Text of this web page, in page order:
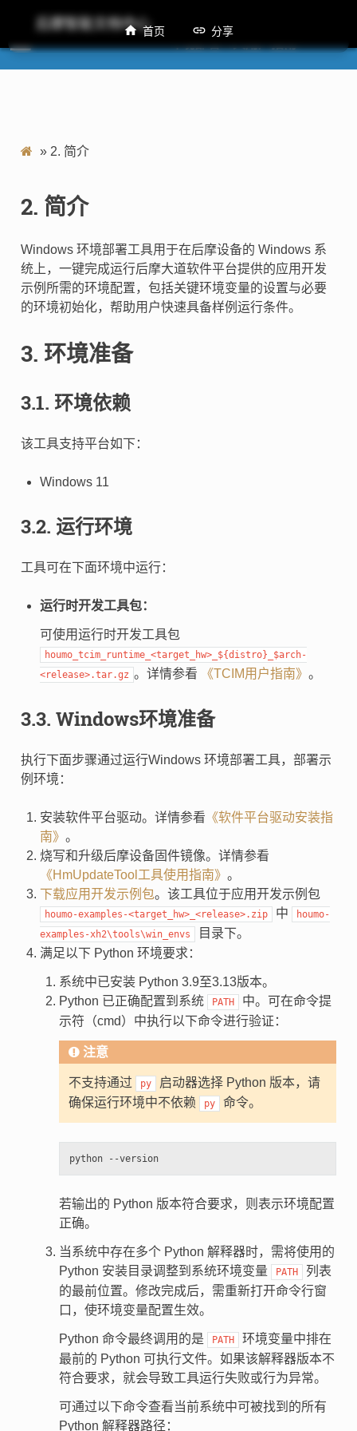
后摩智能文档中心
M50 Windows 环境部署工具用户指南
» 2. 简介
2. 简介
Windows 环境部署工具用于在后摩设备的 Windows 系
统上，一键完成运行后摩大道软件平台提供的应用开发
示例所需的环境配置，包括关键环境变量的设置与必要
的环境初始化，帮助用户快速具备样例运行条件。
3. 环境准备
3.1. 环境依赖
该工具支持平台如下：
Windows 11
3.2. 运行环境
工具可在下面环境中运行：
运行时开发工具包：
可使用运行时开发工具包
houmo_tcim_runtime_<target_hw>_${distro}_$arch-
<release>.tar.gz 。详情参看 《TCIM用户指南》 。
3.3. Windows环境准备
执行下面步骤通过运行Windows 环境部署工具，部署示
例环境：
安装软件平台驱动。详情参看 《软件平台驱动安装指
南》 。
烧写和升级后摩设备固件镜像。详情参看
《HmUpdateTool工具使用指南》 。
下载应用开发示例包。该工具位于应用开发示例包
houmo-examples-<target_hw>_<release>.zip 中
houmo-
examples-xh2\tools\win_envs
目录下。
满足以下 Python 环境要求：
系统中已安装 Python 3.9至3.13版本。
Python 已正确配置到系统
PATH
中。可在命令提
示符（cmd）中执行以下命令进行验证：
注意
不支持通过 py
启动器选择 Python 版本，请
确保运行环境中不依赖
py 命令。
python --version
若输出的 Python 版本符合要求，则表示环境配置
正确。
当系统中存在多个 Python 解释器时，需将使用的
Python 安装目录调整到系统环境变量
PATH
列表
的最前位置。修改完成后，需重新打开命令行窗
口，使环境变量配置生效。
Python 命令最终调用的是 PATH
环境变量中排在
最前的 Python 可执行文件。如果该解释器版本不
符合要求，就会导致工具运行失败或行为异常。
可通过以下命令查看当前系统中可被找到的所有
Python 解释器路径：
首页 分享